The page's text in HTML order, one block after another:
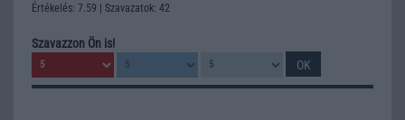
Értékelés: 7.59 | Szavazatok: 42
Szavazzon Ön is!